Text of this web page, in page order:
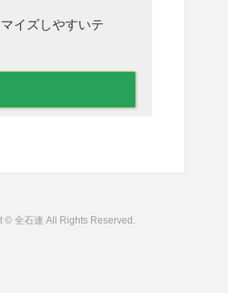
イズしやすいテ
© 全石連 All Rights Reserved.